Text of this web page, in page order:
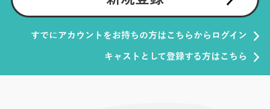
すでにアカウントをお持ちの方はこちらからログイン
キャストとして登録する方はこちら